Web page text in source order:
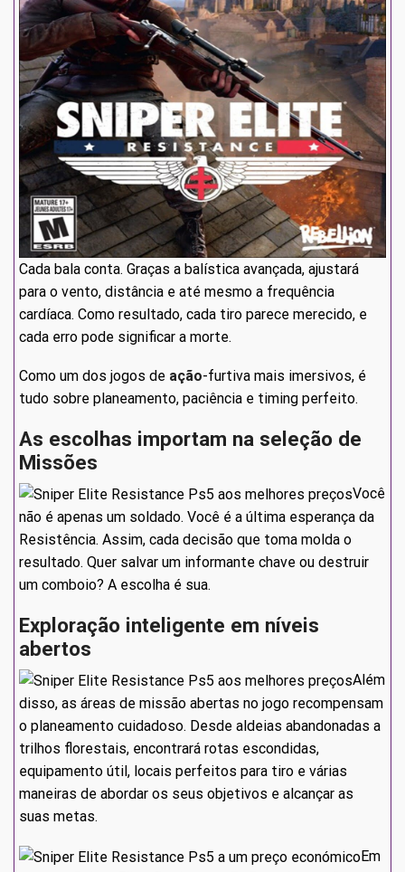
Cada bala conta. Graças a balística avançada, ajustará
para o vento, distância e até mesmo a frequência
cardíaca. Como resultado, cada tiro parece merecido, e
cada erro pode significar a morte.
Como um dos jogos de ação-furtiva mais imersivos, é
tudo sobre planeamento, paciência e timing perfeito.
As escolhas importam na seleção de
Missões
Você
não é apenas um soldado. Você é a última esperança da
Resistência. Assim, cada decisão que toma molda o
resultado. Quer salvar um informante chave ou destruir
um comboio? A escolha é sua.
Exploração inteligente em níveis
abertos
Além
disso, as áreas de missão abertas no jogo recompensam
o planeamento cuidadoso. Desde aldeias abandonadas a
trilhos florestais, encontrará rotas escondidas,
equipamento útil, locais perfeitos para tiro e várias
maneiras de abordar os seus objetivos e alcançar as
suas metas.
Em